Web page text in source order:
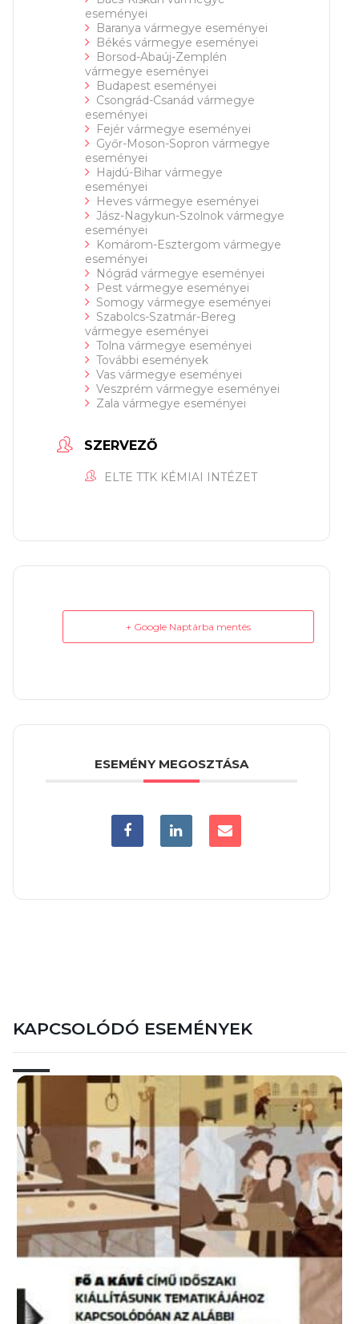
eseményei
Baranya vármegye eseményei
Békés vármegye eseményei
Borsod-Abaúj-Zemplén
vármegye eseményei
Budapest eseményei
Csongrád-Csanád vármegye
eseményei
Fejér vármegye eseményei
Győr-Moson-Sopron vármegye
eseményei
Hajdú-Bihar vármegye
eseményei
Heves vármegye eseményei
Jász-Nagykun-Szolnok vármegye
eseményei
Komárom-Esztergom vármegye
eseményei
Nógrád vármegye eseményei
Pest vármegye eseményei
Somogy vármegye eseményei
Szabolcs-Szatmár-Bereg
vármegye eseményei
Tolna vármegye eseményei
További események
Vas vármegye eseményei
Veszprém vármegye eseményei
Zala vármegye eseményei
SZERVEZŐ
ELTE TTK KÉMIAI INTÉZET
+ Google Naptárba mentés
ESEMÉNY MEGOSZTÁSA
KAPCSOLÓDÓ ESEMÉNYEK